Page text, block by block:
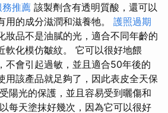
推薦 該製劑含有透明質酸，還可以
用的成分滋潤和滋養牠。 護照過期
妝品不是油膩的光，適合不同年齡的
軟化模仿皺紋。 它可以很好地餵
不會引起過敏，並且適合50年後的
該產品就足夠了，因此表皮全天保
陽光的保護，並且容易受到曬傷和
每天塗抹好幾次，因為它可以很好